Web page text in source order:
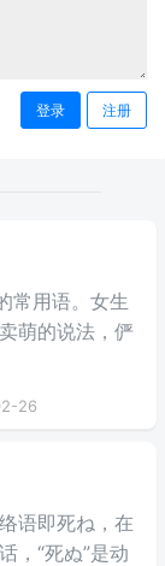
登录 注册
常用语。女生
萌的说法，俨
26
语即死ね，在
，“死ぬ”是动